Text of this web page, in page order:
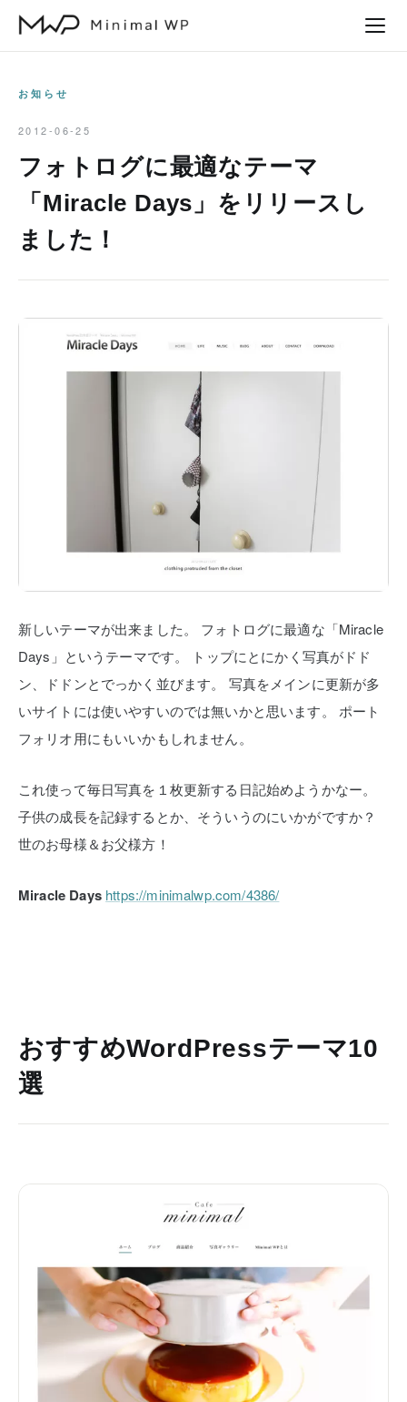
お知らせ
2012-06-25
フォトログに最適なテーマ
「Miracle Days」をリリースし
ました！
新しいテーマが出来ました。
フォトログに最適な「Miracle
Days」というテーマです。
トップにとにかく写真がドド
ン、ドドンとでっかく並びます。
写真をメインに更新が多
いサイトには使いやすいのでは無いかと思います。
ポート
フォリオ用にもいいかもしれません。
これ使って毎日写真を１枚更新する日記始めようかなー。
子供の成長を記録するとか、そういうのにいかがですか？
世のお母様＆お父様方！
Miracle Days https://minimalwp.com/4386/
おすすめWordPressテーマ10
選